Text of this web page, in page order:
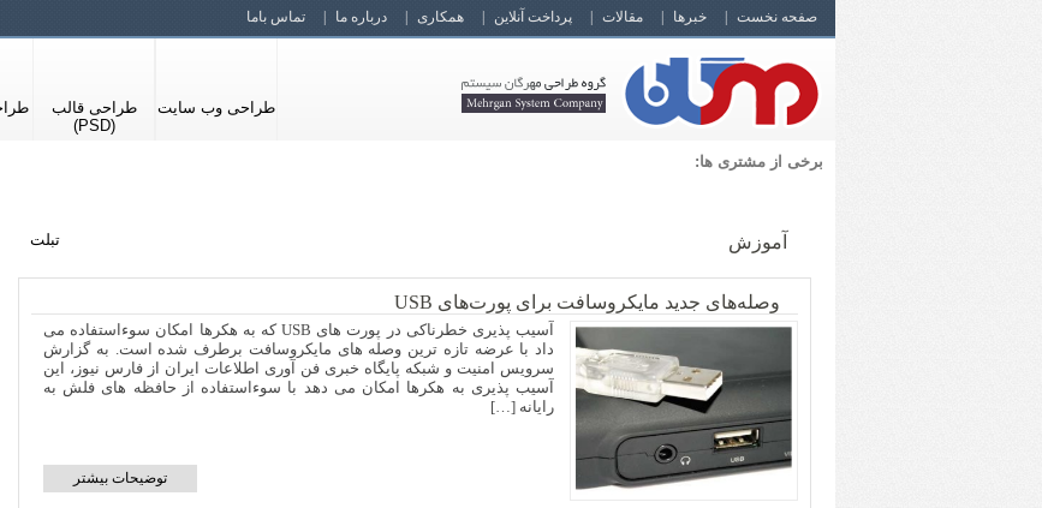
صفحه نخست خبرها مقالات پرداخت آنلاین همکاری درباره ما تماس باما
طراحی وب سایت
طراحی قالب
(PSD)
برخی از مشتری ها:
آموزش تبلت
وصله‌های جدید مایکروسافت برای پورت‌های USB
آسیب‌ پذیری خطرناکی در پورت‌ های USB که به هکرها امکان سوءاستفاده می
داد با عرضه تازه‌ ترین وصله های مایکروسافت برطرف شده است. به گزارش
سرویس امنیت و شبکه پایگاه خبری فن آوری اطلاعات ایران از فارس نیوز، این
آسیب پذیری به هکرها امکان می دهد با سوءاستفاده از حافظه های فلش به
رایانه […]
توضیحات بیشتر